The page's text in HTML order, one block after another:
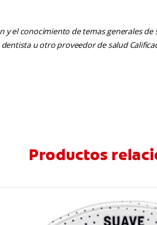
y el conocimiento de temas generales
u otro proveedor de salud
Productos